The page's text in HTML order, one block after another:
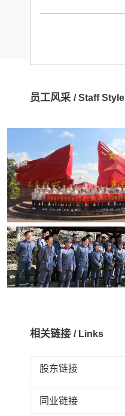
员工风采 / Staff Style
相关链接 / Links
股东链接
同业链接